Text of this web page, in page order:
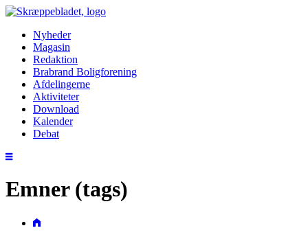
Nyheder
Magasin
Redaktion
Brabrand Boligforening
Afdelingerne
Aktiviteter
Download
Kalender
Debat
Emner (tags)